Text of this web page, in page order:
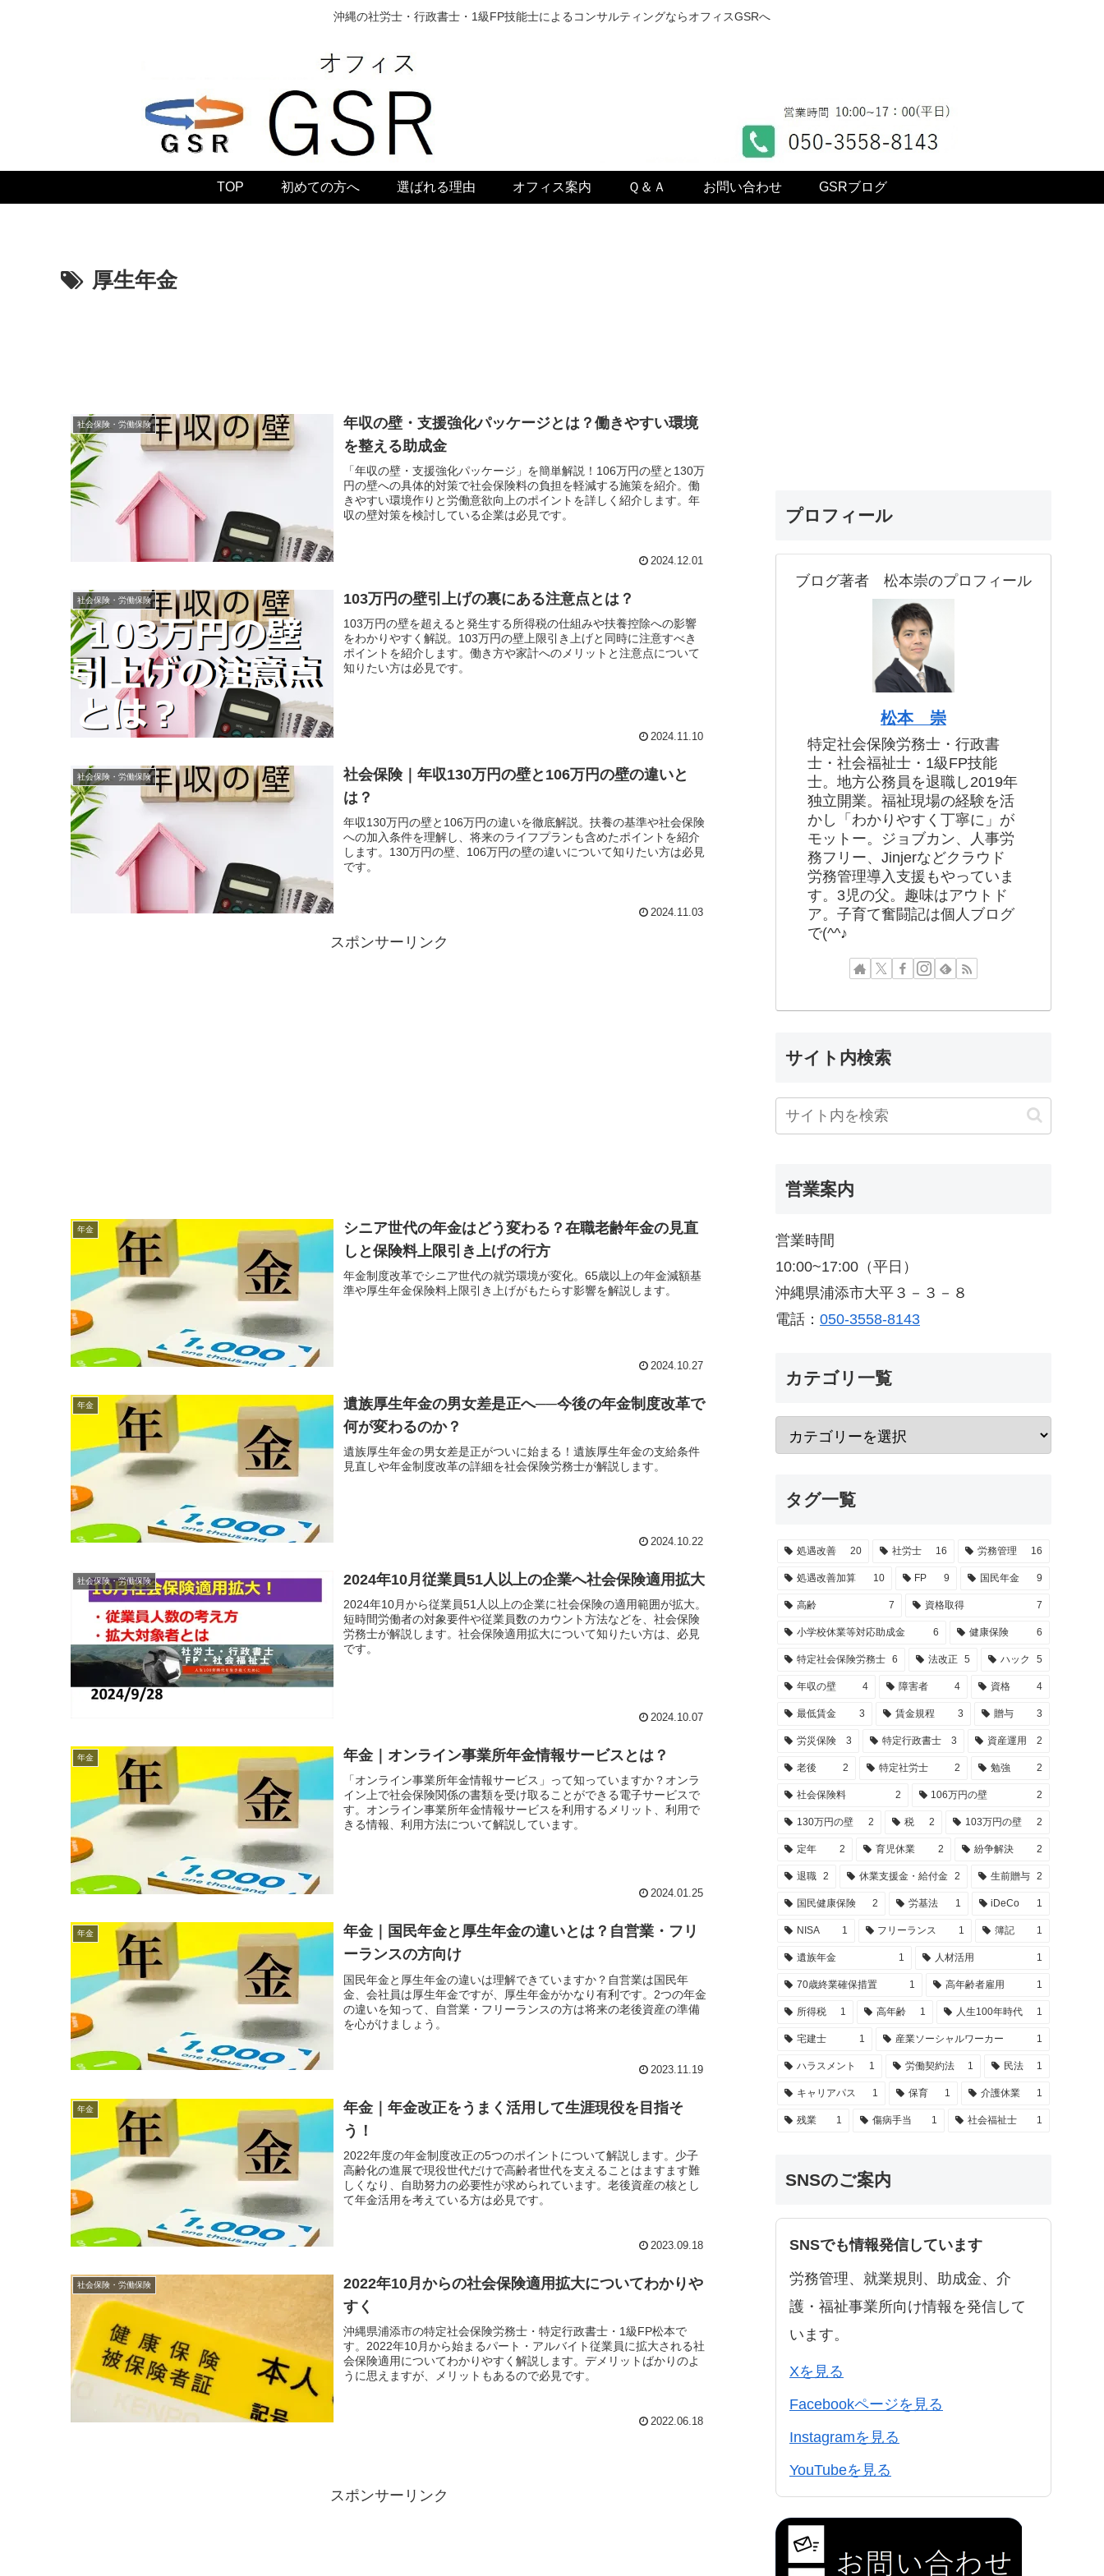
沖縄の社労士・行政書士・1級FP技能士によるコンサルティングならオフィスGSRへ
TOP 初めての方へ 選ばれる理由 オフィス案内 Ｑ＆Ａ お問い合わせ GSRブログ
厚生年金
社会保険・労働保険
年収の壁・支援強化パッケージとは？働きやすい環境
を整える助成金
「年収の壁・支援強化パッケージ」を簡単解説！106万円の壁と130万
円の壁への具体的対策で社会保険料の負担を軽減する施策を紹介。働
きやすい環境作りと労働意欲向上のポイントを詳しく紹介します。年
収の壁対策を検討している企業は必見です。
2024.12.01
社会保険・労働保険 103万円の壁引上げの裏にある注意点とは？
103万円の壁を超えると発生する所得税の仕組みや扶養控除への影響
をわかりやすく解説。103万円の壁上限引き上げと同時に注意すべき
ポイントを紹介します。働き方や家計へのメリットと注意点について
知りたい方は必見です。
2024.11.10
社会保険・労働保険
社会保険｜年収130万円の壁と106万円の壁の違いと
は？
年収130万円の壁と106万円の違いを徹底解説。扶養の基準や社会保険
への加入条件を理解し、将来のライフプランも含めたポイントを紹介
します。130万円の壁、106万円の壁の違いについて知りたい方は必見
です。
2024.11.03
スポンサーリンク
年金
シニア世代の年金はどう変わる？在職老齢年金の見直
しと保険料上限引き上げの行方
年金制度改革でシニア世代の就労環境が変化。65歳以上の年金減額基
準や厚生年金保険料上限引き上げがもたらす影響を解説します。
2024.10.27
年金
遺族厚生年金の男女差是正へ──今後の年金制度改革で
何が変わるのか？
遺族厚生年金の男女差是正がついに始まる！遺族厚生年金の支給条件
見直しや年金制度改革の詳細を社会保険労務士が解説します。
2024.10.22
社会保険・労働保険 2024年10月従業員51人以上の企業へ社会保険適用拡大
2024年10月から従業員51人以上の企業に社会保険の適用範囲が拡大。
短時間労働者の対象要件や従業員数のカウント方法などを、社会保険
労務士が解説します。社会保険適用拡大について知りたい方は、必見
です。
2024.10.07
年金 年金｜オンライン事業所年金情報サービスとは？
「オンライン事業所年金情報サービス」って知っていますか？オンラ
イン上で社会保険関係の書類を受け取ることができる電子サービスで
す。オンライン事業所年金情報サービスを利用するメリット、利用で
きる情報、利用方法について解説しています。
2024.01.25
年金
年金｜国民年金と厚生年金の違いとは？自営業・フリ
ーランスの方向け
国民年金と厚生年金の違いは理解できていますか？自営業は国民年
金、会社員は厚生年金ですが、厚生年金がかなり有利です。2つの年金
の違いを知って、自営業・フリーランスの方は将来の老後資産の準備
を心がけましょう。
2023.11.19
年金
年金｜年金改正をうまく活用して生涯現役を目指そ
う！
2022年度の年金制度改正の5つのポイントについて解説します。少子
高齢化の進展で現役世代だけで高齢者世代を支えることはますます難
しくなり、自助努力の必要性が求められています。老後資産の核とし
て年金活用を考えている方は必見です。
2023.09.18
社会保険・労働保険
2022年10月からの社会保険適用拡大についてわかりや
すく
沖縄県浦添市の特定社会保険労務士・特定行政書士・1級FP松本で
す。2022年10月から始まるパート・アルバイト従業員に拡大される社
会保険適用についてわかりやすく解説します。デメリットばかりのよ
うに思えますが、メリットもあるので必見です。
2022.06.18
スポンサーリンク
プロフィール
ブログ著者 松本崇のプロフィール
松本 崇
特定社会保険労務士・行政書
士・社会福祉士・1級FP技能
士。地方公務員を退職し2019年
独立開業。福祉現場の経験を活
かし「わかりやすく丁寧に」が
モットー。ジョブカン、人事労
務フリー、Jinjerなどクラウド
労務管理導入支援もやっていま
す。3児の父。趣味はアウトド
ア。子育て奮闘記は個人ブログ
で(^^♪
サイト内検索
営業案内
営業時間
10:00~17:00（平日）
沖縄県浦添市大平３－３－８
電話： 050-3558-8143
カテゴリ一覧
タグ一覧
処遇改善 20 社労士 16 労務管理 16
処遇改善加算 10 FP 9 国民年金 9
高齢 7 資格取得 7
小学校休業等対応助成金 6 健康保険 6
特定社会保険労務士 6 法改正 5 ハック 5
年収の壁 4 障害者 4 資格 4
最低賃金 3 賃金規程 3 贈与 3
労災保険 3 特定行政書士 3 資産運用 2
老後 2 特定社労士 2 勉強 2
社会保険料 2 106万円の壁 2
130万円の壁 2 税 2 103万円の壁 2
定年 2 育児休業 2 紛争解決 2
退職 2 休業支援金・給付金 2 生前贈与 2
国民健康保険 2 労基法 1 iDeCo 1
NISA 1 フリーランス 1 簿記 1
遺族年金 1 人材活用 1
70歳終業確保措置 1 高年齢者雇用 1
所得税 1 高年齢 1 人生100年時代 1
宅建士 1 産業ソーシャルワーカー 1
ハラスメント 1 労働契約法 1 民法 1
キャリアパス 1 保育 1 介護休業 1
残業 1 傷病手当 1 社会福祉士 1
SNSのご案内
SNSでも情報発信しています
労務管理、就業規則、助成金、介
護・福祉事業所向け情報を発信して
います。
Xを見る
Facebookページを見る
Instagramを見る
YouTubeを見る